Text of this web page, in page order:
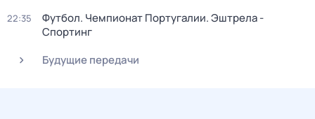
22:35
Футбол. Чемпионат Португалии. Эштрела -
Спортинг
Будущие передачи